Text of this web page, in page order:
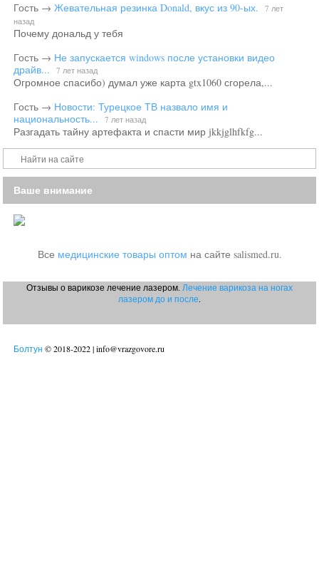
Гость →Жевательная резинка Donald, вкус из 90-ых.
7 лет
назад
Почему дональд у тебя
Гость → Не запускается windows после установки видео
драйв...
7 лет назад
Огромное спасибо) думал уже карта gtx1060 сгорела,...
Гость → Новости: Турецкое ТВ назвало имя и
национальность...
7 лет назад
Разгадать тайну артефакта и спасти мир jkkjglhfkfg...
Ваше внимание
Все медицинские товары оптом на сайте salismed.ru.
Отзывы о варикозе лечение лазером. Лечение варикоза на ногах
лазером до и после.
Болтун © 2018-2022 | info@vrazgovore.ru